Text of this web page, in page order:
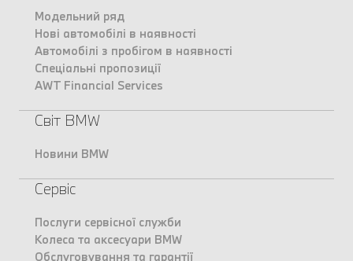
Модельний ряд
Нові автомобілі в наявності
Автомобілі з пробігом в наявності
Спеціальні пропозиції
AWT Financial Services
Світ BMW
Новини BMW
Сервіс
Послуги сервісної служби
Колеса та аксесуари BMW
Обслуговування та гарантії